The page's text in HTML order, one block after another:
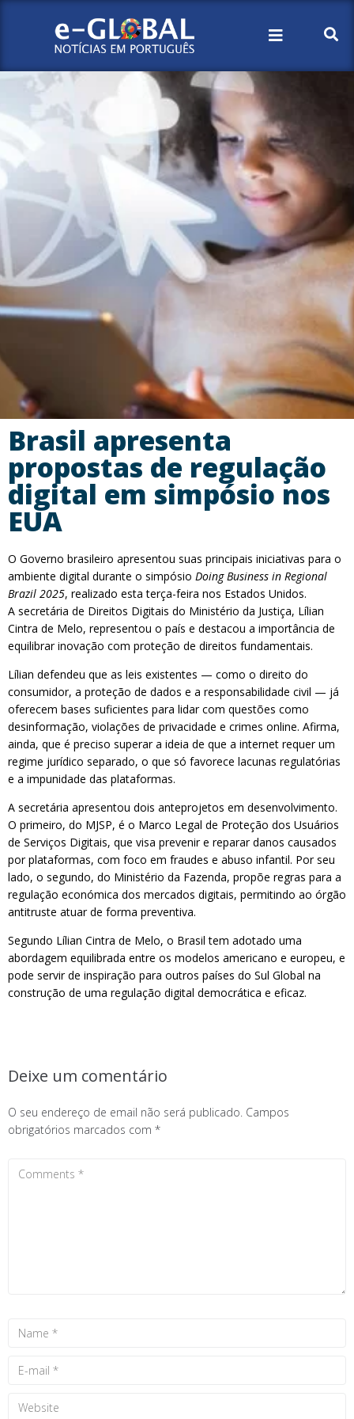
Brasil apresenta
propostas de regulação
digital em simpósio nos
EUA
O Governo brasileiro apresentou suas principais iniciativas para o
ambiente digital durante o simpósio Doing Business in Regional
Brazil 2025, realizado esta terça-feira nos Estados Unidos.
A secretária de Direitos Digitais do Ministério da Justiça, Lílian
Cintra de Melo, representou o país e destacou a importância de
equilibrar inovação com proteção de direitos fundamentais.
Lílian defendeu que as leis existentes — como o direito do
consumidor, a proteção de dados e a responsabilidade civil — já
oferecem bases suficientes para lidar com questões como
desinformação, violações de privacidade e crimes online. Afirma,
ainda, que é preciso superar a ideia de que a internet requer um
regime jurídico separado, o que só favorece lacunas regulatórias
e a impunidade das plataformas.
A secretária apresentou dois anteprojetos em desenvolvimento.
O primeiro, do MJSP, é o Marco Legal de Proteção dos Usuários
de Serviços Digitais, que visa prevenir e reparar danos causados
por plataformas, com foco em fraudes e abuso infantil. Por seu
lado, o segundo, do Ministério da Fazenda, propõe regras para a
regulação económica dos mercados digitais, permitindo ao órgão
antitruste atuar de forma preventiva.
Segundo Lílian Cintra de Melo, o Brasil tem adotado uma
abordagem equilibrada entre os modelos americano e europeu, e
pode servir de inspiração para outros países do Sul Global na
construção de uma regulação digital democrática e eficaz.
Deixe um comentário
O seu endereço de email não será publicado. Campos
obrigatórios marcados com *